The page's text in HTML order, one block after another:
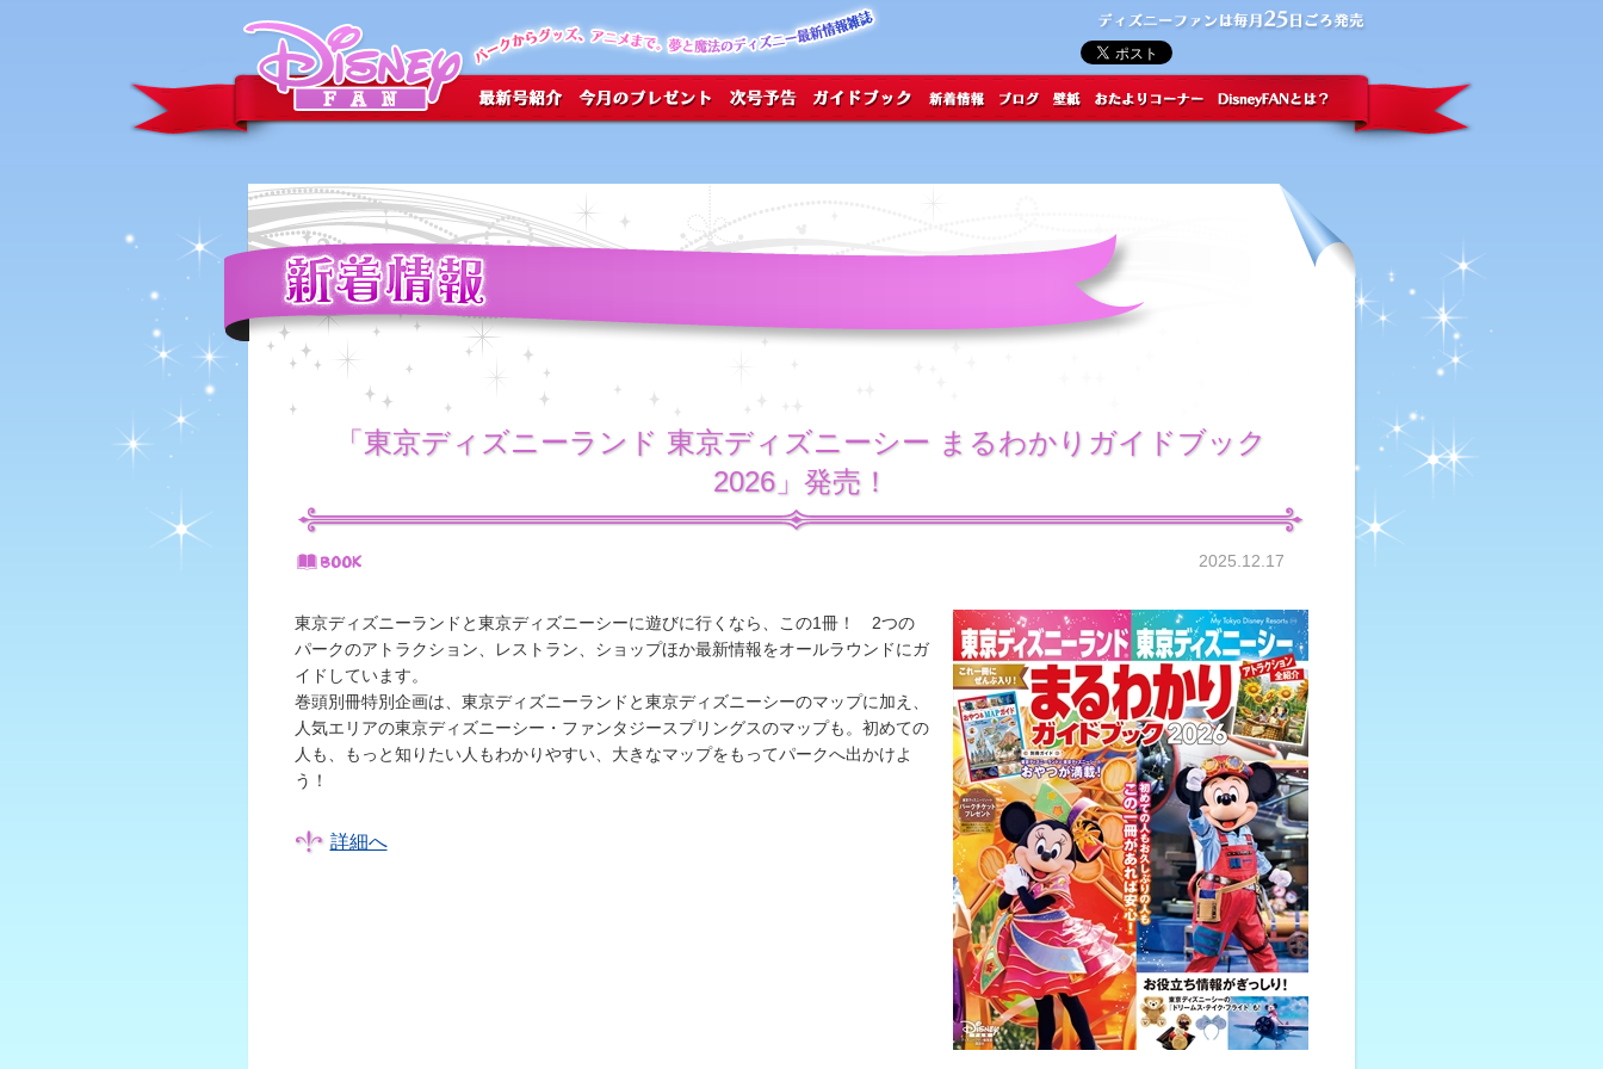
「東京ディズニーランド 東京ディズニーシー まるわかりガイドブック
2026」発売！
2025.12.17
東京ディズニーランドと東京ディズニーシーに遊びに行くなら、この1冊！ 2つの
パークのアトラクション、レストラン、ショップほか最新情報をオールラウンドにガ
イドしています。
巻頭別冊特別企画は、東京ディズニーランドと東京ディズニーシーのマップに加え、
人気エリアの東京ディズニーシー・ファンタジースプリングスのマップも。初めての
人も、もっと知りたい人もわかりやすい、大きなマップをもってパークへ出かけよ
う！
詳細へ